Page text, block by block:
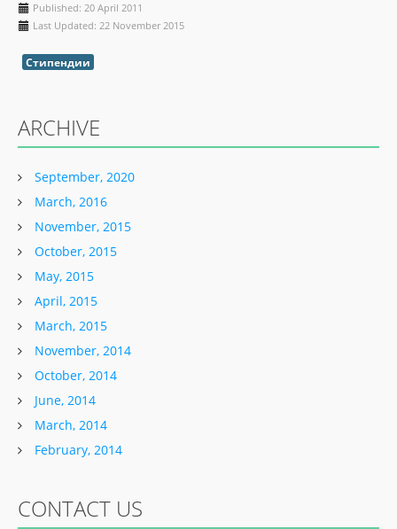
Published: 20 April 2011
Last Updated: 22 November 2015
Стипендии
ARCHIVE
September, 2020
March, 2016
November, 2015
October, 2015
May, 2015
April, 2015
March, 2015
November, 2014
October, 2014
June, 2014
March, 2014
February, 2014
CONTACT US